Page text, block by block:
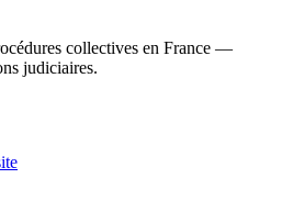
collectives en France —
judiciaires.